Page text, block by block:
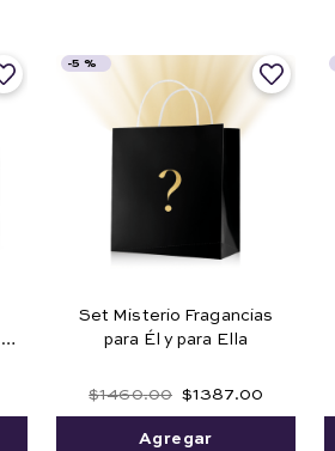
Set Misterio Fragancias
para Él y para Ella
-5 %
$1460.00 $1387.00
Agregar